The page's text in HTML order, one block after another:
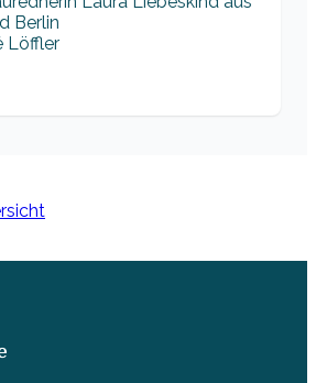
Löffler